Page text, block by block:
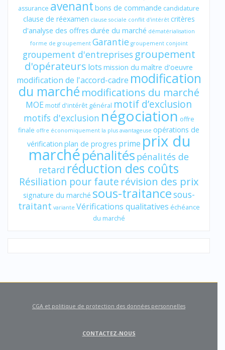
assurance avenant bons de commande candidature
clause de réexamen clause sociale conflit d'intérêt critères
d'analyse des offres durée du marché dématérialisation
forme de groupement Garantie groupement conjoint
groupement d'entreprises groupement
d'opérateurs lots mission du maître d'oeuvre
modification de l'accord-cadre modification
du marché modifications du marché
MOE motif d'intérêt général motif d’exclusion
motifs d'exclusion négociation offre
finale offre économiquement la plus avantageuse opérations de
vérification plan de progres prime prix du
marchépénalités pénalités de
retard réduction des coûts
Résiliation pour faute révision des prix
signature du marché sous-traitancesous-
traitant variante Vérifications qualitatives échéance
du marché
CGA et politique de protection des données personnelles
CONTACTEZ-NOUS